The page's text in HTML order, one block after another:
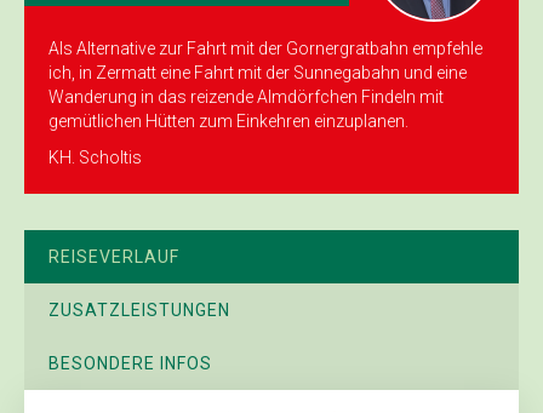
Als Alternative zur Fahrt mit der Gorner­gratbahn empfehle
ich, in Zermatt eine Fahrt mit der Sunnegabahn und eine
Wanderung in das reizende Almdörfchen Findeln mit
gemütlichen Hütten zum Einkehren einzuplanen.
KH. Scholtis
REISEVERLAUF
ZUSATZLEISTUNGEN
BESONDERE INFOS